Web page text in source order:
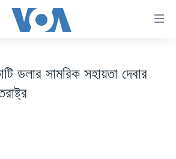
ডলার সামরিক সহায়তা দেবার